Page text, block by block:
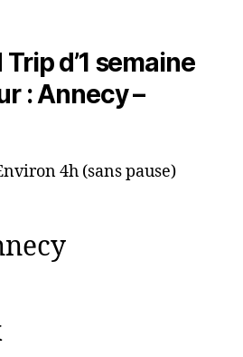
d’1 semaine
: Annecy –
4h (sans pause)